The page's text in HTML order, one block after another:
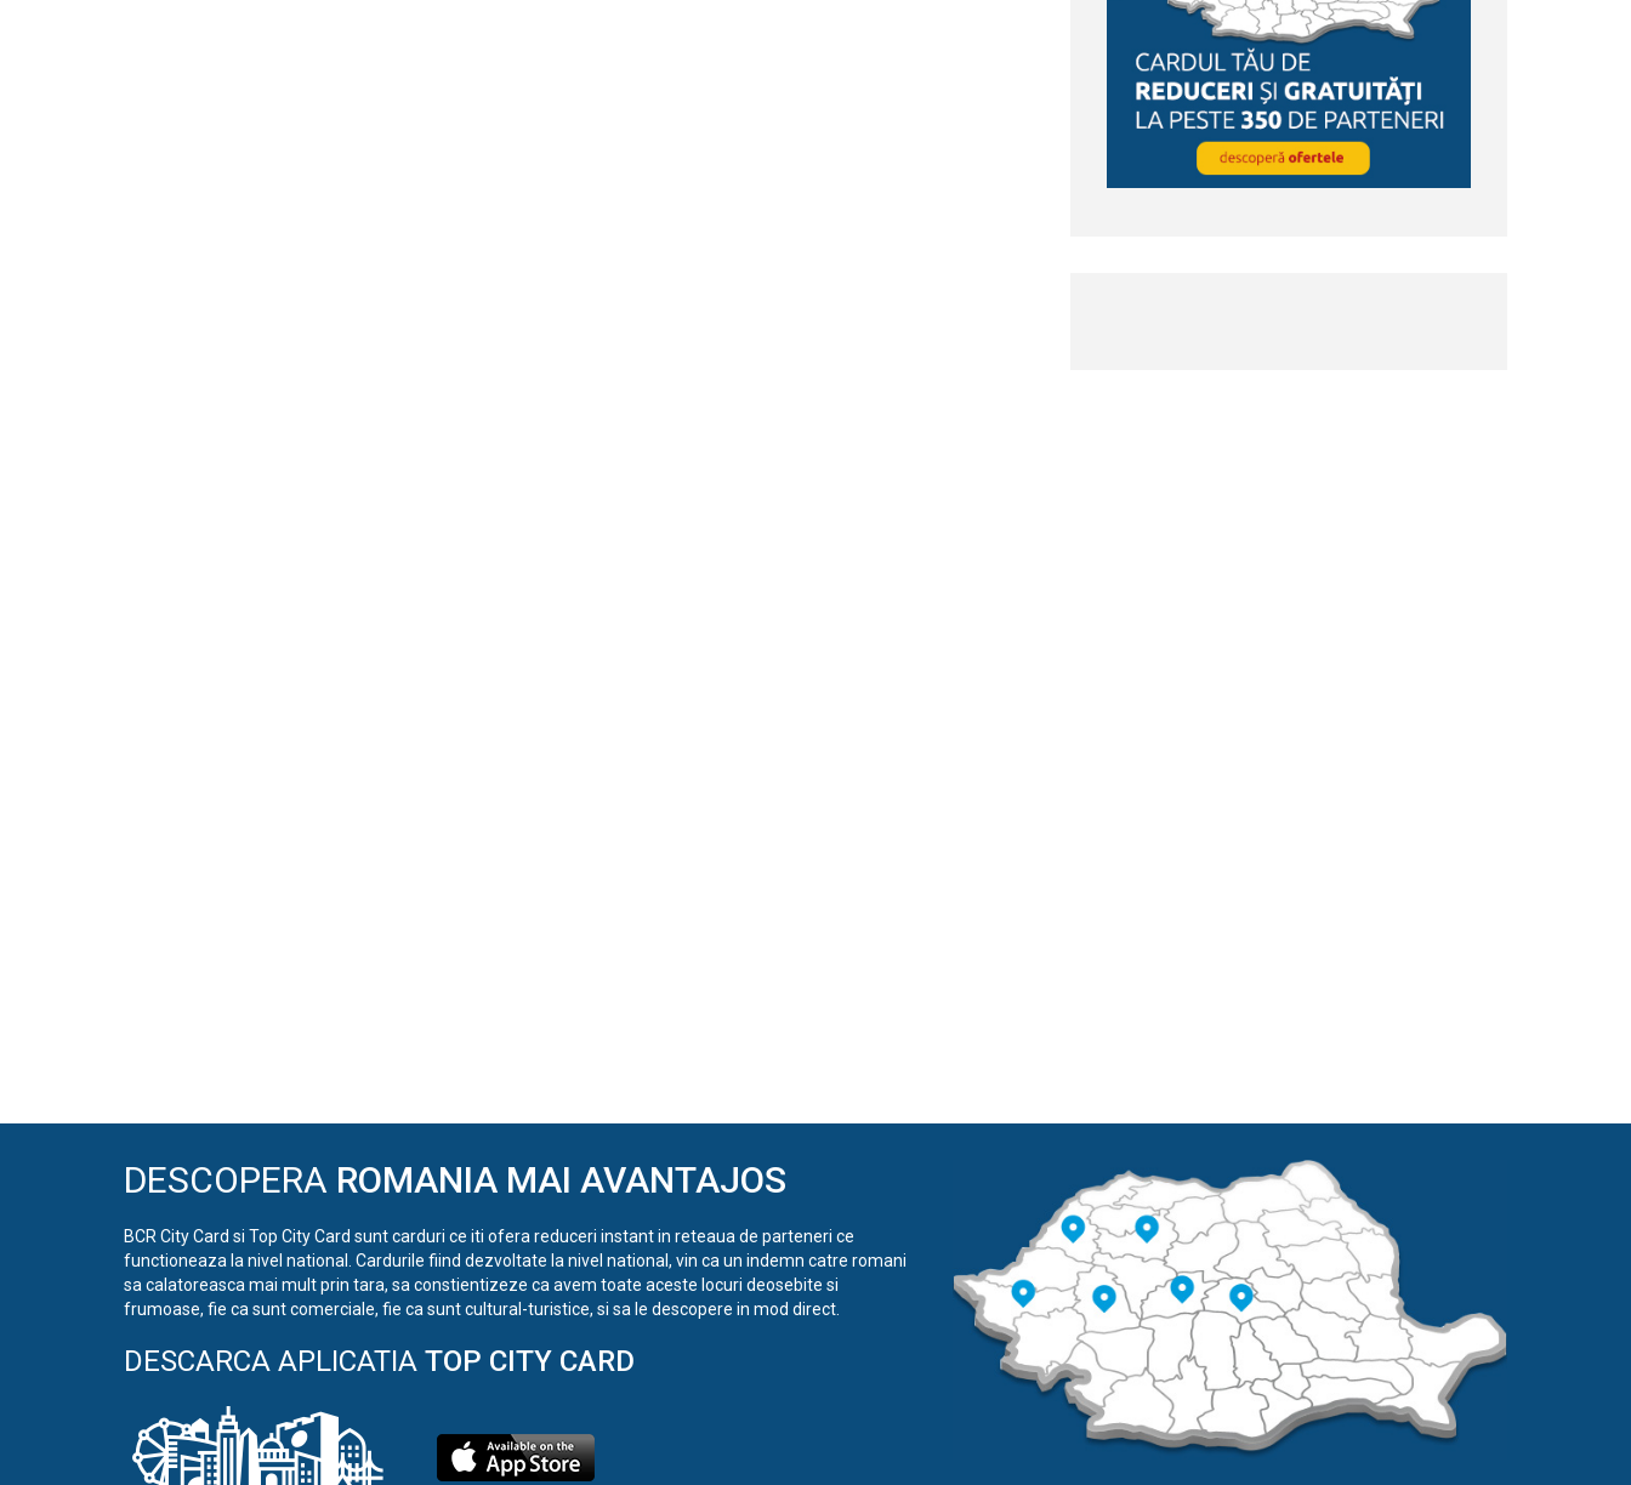
DESCOPERA ROMANIA MAI AVANTAJOS
BCR City Card si Top City Card sunt carduri ce iti ofera reduceri instant in reteaua de parteneri ce
functioneaza la nivel national. Cardurile fiind dezvoltate la nivel national, vin ca un indemn catre romani
sa calatoreasca mai mult prin tara, sa constientizeze ca avem toate aceste locuri deosebite si
frumoase, fie ca sunt comerciale, fie ca sunt cultural-turistice, si sa le descopere in mod direct.
DESCARCA APLICATIA TOP CITY CARD